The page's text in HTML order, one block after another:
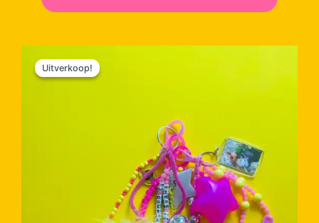
Uitverkoop!
Uitverkoop!